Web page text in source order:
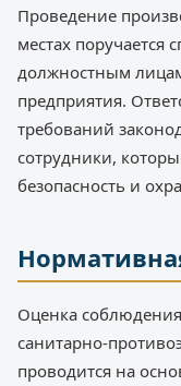
Проведение
местах поручается
должностным
предприятия.
требований
сотрудники,
безопасность и
Оценка
санитарно-
проводится на